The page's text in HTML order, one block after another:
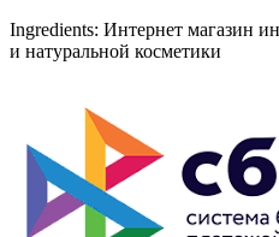
Ingredients: Интернет магазин
и натуральной косметики